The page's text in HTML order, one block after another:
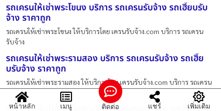
รถเครนให้เช่าพระโขนง บริการ รถเครนรับจ้าง รถเฮี๊ยบรับ
จ้าง ราคาถูก
รถเครนให้เช่าพระโขนง ให้บริการโดย เครนรับจ้าง.com บริการ รถเครน
รับจ้าง
รถเครนให้เช่าพระรามสอง บริการ รถเครนรับจ้าง รถเฮี๊ย
บรับจ้าง ราคาถูก
รถเครนให้เช่าพระรามสอง ให้บริการโดย เครนรับจ้าง.com บริการ รถเครน
หน้าหลัก เมนู ติดต่อ แชร์ เพิ่มเติม